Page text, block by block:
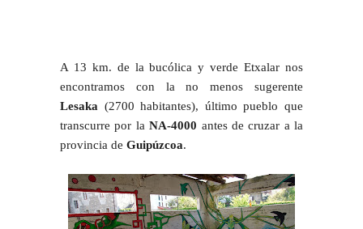
A 13 km. de la bucólica y verde Etxalar nos
encontramos con la no menos sugerente
Lesaka (2700 habitantes), último pueblo que
transcurre por laNA-4000 antes de cruzar a la
provincia de Guipúzcoa.